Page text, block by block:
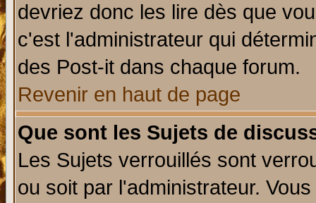
devriez donc les lire dès que
c'est l'administrateur qui
des Post-it dans chaque forum.
Revenir en haut de page
Que sont les Sujets de
Les Sujets verrouillés sont
ou soit par l'administrateur.